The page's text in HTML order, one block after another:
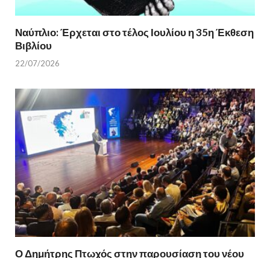
Ναύπλιο: Έρχεται στο τέλος Ιουλίου η 35η Έκθεση
Βιβλίου
22/07/2026
Ο Δημήτρης Πτωχός στην παρουσίαση του νέου